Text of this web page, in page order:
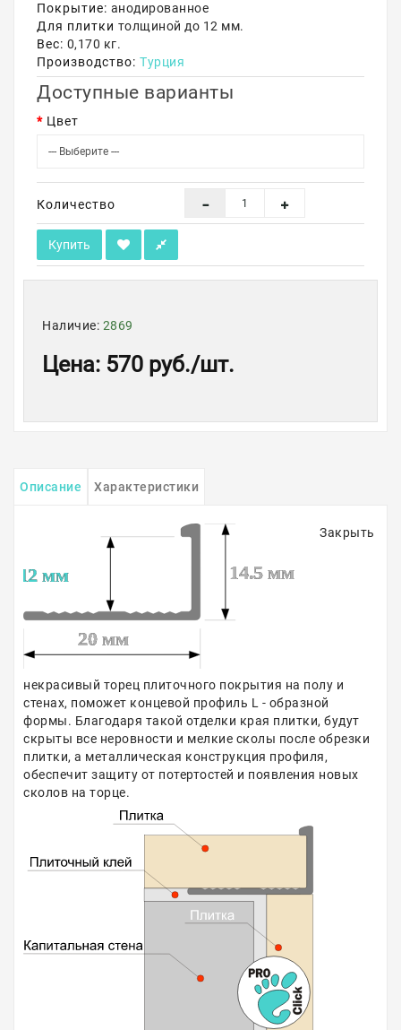
Покрытие: анодированное
Для плитки толщиной до 12 мм.
Вес: 0,170 кг.
Производство: Турция
Доступные варианты
Цвет
Количество
Купить
Наличие: 2869
Цена: 570 руб./шт.
Описание Характеристики
Закрыть
некрасивый торец плиточного покрытия на полу и
стенах, поможет концевой профиль L - образной
формы. Благодаря такой отделки края плитки, будут
скрыты все неровности и мелкие сколы после обрезки
плитки, а металлическая конструкция профиля,
обеспечит защиту от потертостей и появления новых
сколов на торце.